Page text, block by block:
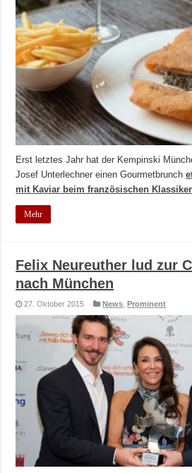
Erst letztes Jahr hat der Kempinski
Josef Unterlechner einen Gourmetbrunch
mit Kaviar beim französischen
Mehr
Felix Neureuther lud zur
nach München
27. Oktober 2015 News ,Prominent